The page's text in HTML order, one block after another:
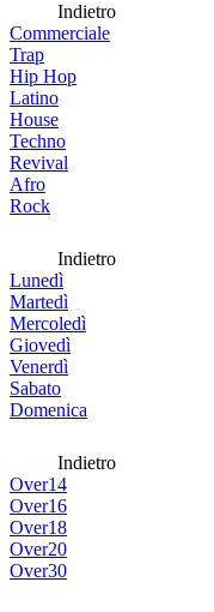
Indietro
Commerciale
Trap
Hip Hop
Latino
House
Techno
Revival
Afro
Rock
Indietro
Lunedì
Martedì
Mercoledì
Giovedì
Venerdì
Sabato
Domenica
Indietro
Over14
Over16
Over18
Over20
Over30